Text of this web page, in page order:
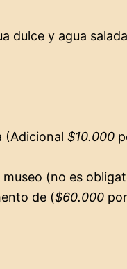
dulce y agua
(Adicional $10.000
(no es
de ($60.000por